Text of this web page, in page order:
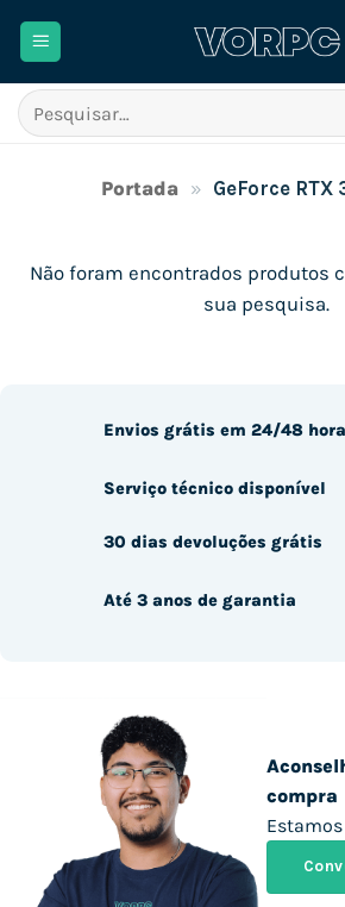
Pesquisar
por:
Portada » GeForce RTX
Não foram encontrados produtos
sua pesquisa.
compra
Envios grátis em 24/48
Serviço técnico disponível
30 dias devoluções grátis
Até 3 anos de garantia